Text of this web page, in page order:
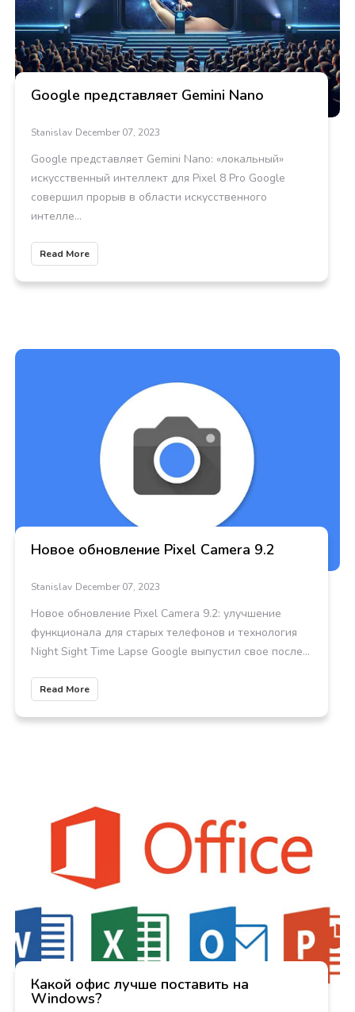
Google представляет Gemini Nano
Stanislav December 07, 2023
Google представляет Gemini Nano: «локальный»
искусственный интеллект для Pixel 8 Pro Google
совершил прорыв в области искусственного
интелле...
Read More
Новое обновление Pixel Camera 9.2
Stanislav December 07, 2023
Новое обновление Pixel Camera 9.2: улучшение
функционала для старых телефонов и технология
Night Sight Time Lapse Google выпустил свое после...
Read More
Какой офис лучше поставить на
Windows?